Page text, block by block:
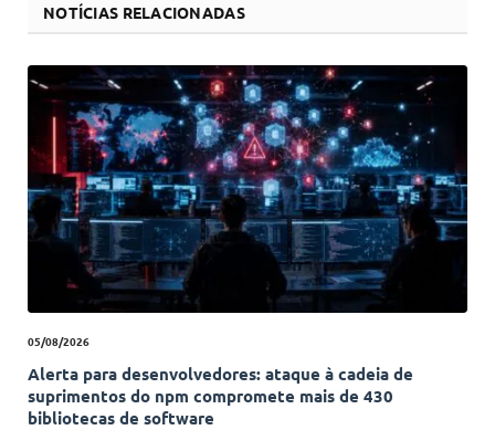
NOTÍCIAS RELACIONADAS
05/08/2026
Alerta para desenvolvedores: ataque à cadeia de
suprimentos do npm compromete mais de 430
bibliotecas de software